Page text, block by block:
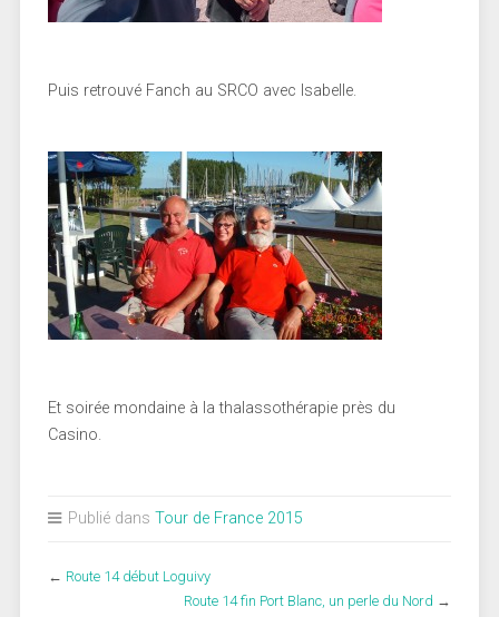
Puis retrouvé Fanch au SRCO avec Isabelle.
Et soirée mondaine à la thalassothérapie près du
Casino.
Publié dans Tour de France 2015
← Route 14 début Loguivy
Route 14 fin Port Blanc, un perle du Nord →